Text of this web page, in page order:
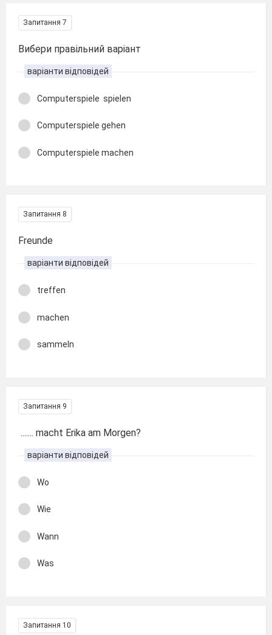
Запитання 7
Вибери правільний варіант
варіанти відповідей
Computerspiele spielen
Computerspiele gehen
Computerspiele machen
Запитання 8
Freunde
варіанти відповідей
treffen
machen
sammeln
Запитання 9
....... macht Erika am Morgen?
варіанти відповідей
Wo
Wie
Wann
Was
Запитання 10